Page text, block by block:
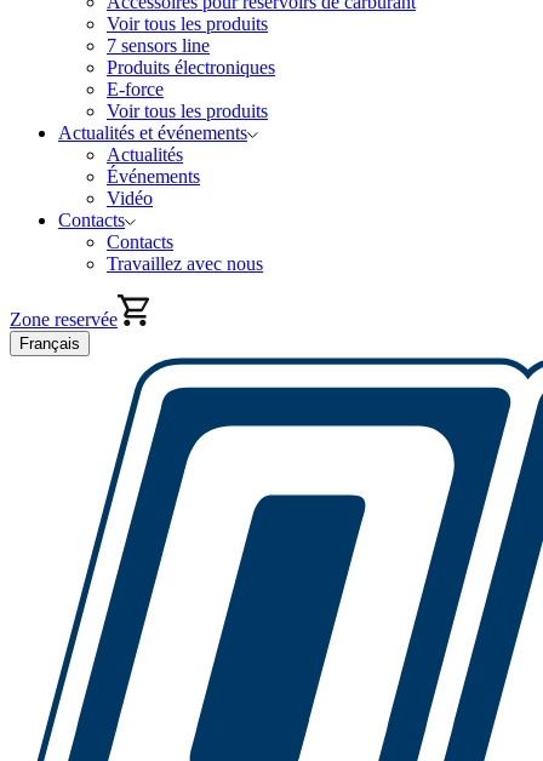
Voir tous les produits
7 sensors line
Produits électroniques
E-force
Voir tous les produits
Actualités et événements
Actualités
Événements
Vidéo
Contacts
Contacts
Travaillez avec nous
Zone reservée
Français